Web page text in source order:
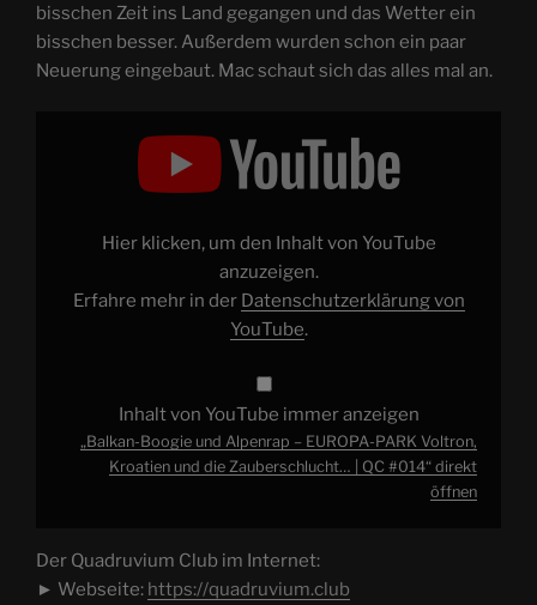
bisschen Zeit ins Land gegangen und das Wetter ein
bisschen besser. Außerdem wurden schon ein paar
Neuerung eingebaut. Mac schaut sich das alles mal an.
Kroatien
Zauberschlucht…
Hier klicken, um den Inhalt von YouTube
anzuzeigen.
Erfahre mehr in der Datenschutzerklärung von
YouTube.
Inhalt von YouTube immer anzeigen
„Balkan-Boogie und Alpenrap – EUROPA-PARK Voltron,
Kroatien und die Zauberschlucht… | QC #014“ direkt
öffnen
Der Quadruvium Club im Internet:
► Webseite: https://quadruvium.club